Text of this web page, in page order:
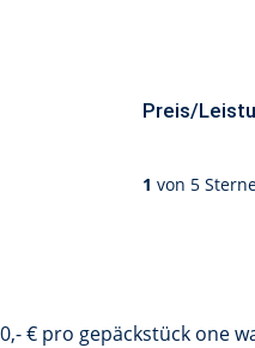
Preis/
1 von 5
€ pro gepäckstück one